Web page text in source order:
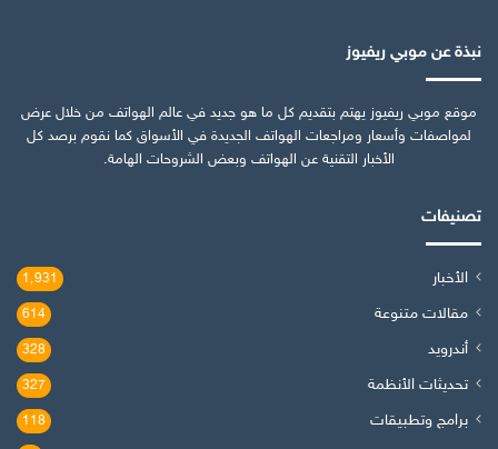
نبذة عن موبي ريفيوز
موقع موبي ريفيوز يهتم بتقديم كل ما هو جديد في عالم الهواتف من خلال عرض
لمواصفات وأسعار ومراجعات الهواتف الجديدة في الأسواق كما نقوم برصد كل
الأخبار التقنية عن الهواتف وبعض الشروحات الهامة.
تصنيفات
الأخبار 1٬931
مقالات متنوعة 614
أندرويد 328
تحديثات الأنظمة 327
برامج وتطبيقات 118